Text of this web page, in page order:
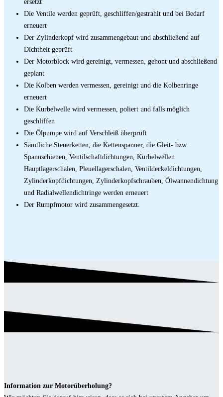
Die Ventile werden geprüft, geschliffen/gestrahlt und bei Bedarf
erneuert
Der Zylinderkopf wird zusammengebaut und abschließend auf
Dichtheit geprüft
Der Motorblock wird gereinigt, vermessen, gehont und abschließend
geplant
Die Kolben werden vermessen, gereinigt und die Kolbenringe
erneuert
Die Kurbelwelle wird vermessen, poliert und falls möglich
geschliffen
Die Ölpumpe wird auf Verschleiß überprüft
Sämtliche Steuerketten, die Kettenspanner, die Gleit- bzw.
Spannschienen, Ventilschaftdichtungen, Kurbelwellen
Hauptlagerschalen, Pleuellagerschalen, Ventildeckeldichtungen,
Zylinderkopfdichtungen, Zylinderkopfschrauben, Ölwannendichtung
und Radialwellendichtringe werden erneuert
Der Rumpfmotor wird zusammengesetzt.
Information zur Motorüberholung?